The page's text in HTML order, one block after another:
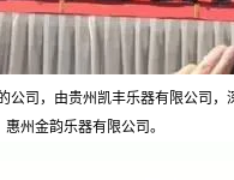
司，由贵州凯丰乐器有限公司
州金韵乐器有限公司。